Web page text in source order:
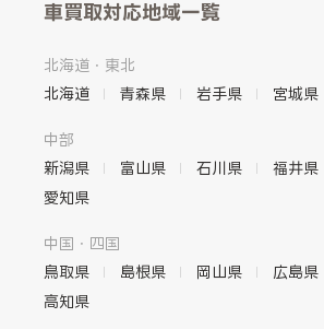
車買取対応地域一覧
北海道・東北
北海道
青森県 岩手県 宮城県
中部
新潟県
富山県 石川県 福井県
愛知県
中国・四国
鳥取県
島根県 岡山県 広島県
高知県